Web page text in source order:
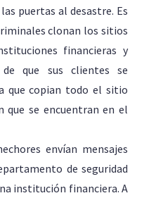
puertas al desastre. Es
clonan los sitios
financieras y
que sus clientes se
que copian todo el sitio
que se encuentran en el
envían mensajes
de seguridad
institución financiera. A